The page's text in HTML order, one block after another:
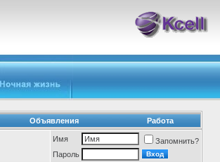
Объявления Работа
Имя
Запомнить?
Пароль